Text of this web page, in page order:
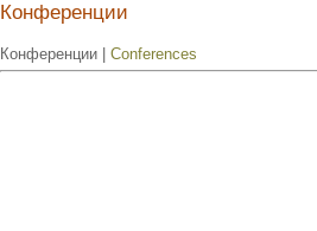
Конференции
Конференции | Conferences